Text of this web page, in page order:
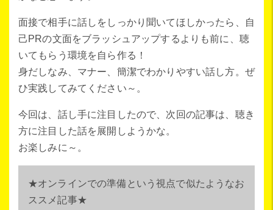
面接で相手に話しをしっかり聞いてほしかったら、自
己PRの文面をブラッシュアップするよりも前に、聴
いてもらう環境を自ら作る！
身だしなみ、マナー、簡潔でわかりやすい話し方。ぜ
ひ実践してみてください～。
今回は、話し手に注目したので、次回の記事は、聴き
方に注目した話を展開しようかな。
お楽しみに～。
★オンラインでの準備という視点で似たようなお
ススメ記事★